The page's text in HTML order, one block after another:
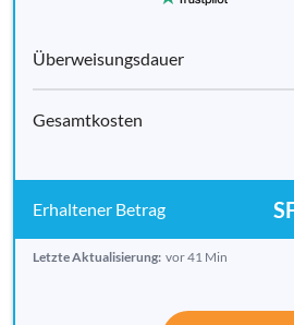
Letzte Aktualisierung: vor 41 Min